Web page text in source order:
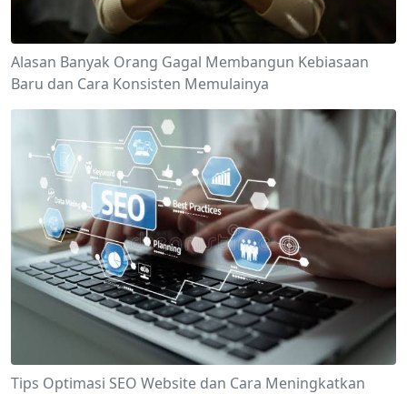
Alasan Banyak Orang Gagal Membangun Kebiasaan
Baru dan Cara Konsisten Memulainya
Tips Optimasi SEO Website dan Cara Meningkatkan